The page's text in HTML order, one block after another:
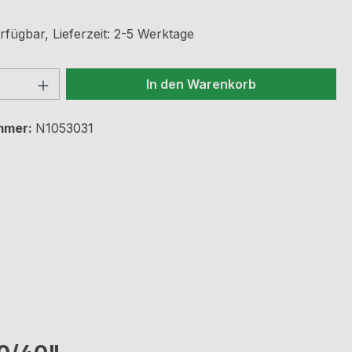
Lieferzeit: 2-5 Werktage
Anzahl: Gib den gewünschten Wert
In den Warenkorb
N1053031